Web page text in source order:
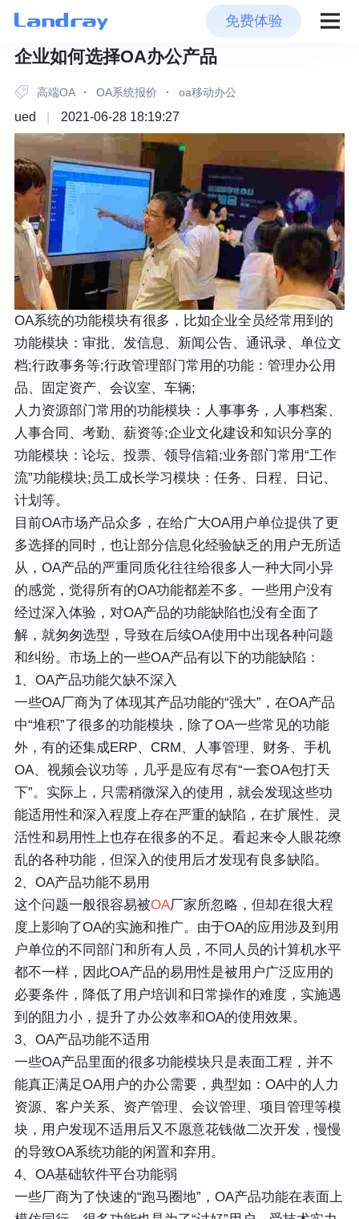
免费体验
企业如何选择OA办公产品
高端OA · OA系统报价 · oa移动办公
ued 2021-06-28 18:19:27
OA系统的功能模块有很多，比如企业全员经常用到的
功能模块：审批、发信息、新闻公告、通讯录、单位文
档;行政事务等;行政管理部门常用的功能：管理办公用
品、固定资产、会议室、车辆;
人力资源部门常用的功能模块：人事事务，人事档案、
人事合同、考勤、薪资等;企业文化建设和知识分享的
功能模块：论坛、投票、领导信箱;业务部门常用“工作
流”功能模块;员工成长学习模块：任务、日程、日记、
计划等。
目前OA市场产品众多，在给广大OA用户单位提供了更
多选择的同时，也让部分信息化经验缺乏的用户无所适
从，OA产品的严重同质化往往给很多人一种大同小异
的感觉，觉得所有的OA功能都差不多。一些用户没有
经过深入体验，对OA产品的功能缺陷也没有全面了
解，就匆匆选型，导致在后续OA使用中出现各种问题
和纠纷。市场上的一些OA产品有以下的功能缺陷：
1、OA产品功能欠缺不深入
一些OA厂商为了体现其产品功能的“强大”，在OA产品
中“堆积”了很多的功能模块，除了OA一些常见的功能
外，有的还集成ERP、CRM、人事管理、财务、手机
OA、视频会议功等，几乎是应有尽有“一套OA包打天
下”。实际上，只需稍微深入的使用，就会发现这些功
能适用性和深入程度上存在严重的缺陷，在扩展性、灵
活性和易用性上也存在很多的不足。看起来令人眼花缭
乱的各种功能，但深入的使用后才发现有良多缺陷。
2、OA产品功能不易用
这个问题一般很容易被OA厂家所忽略，但却在很大程
度上影响了OA的实施和推广。由于OA的应用涉及到用
户单位的不同部门和所有人员，不同人员的计算机水平
都不一样，因此OA产品的易用性是被用户广泛应用的
必要条件，降低了用户培训和日常操作的难度，实施遇
到的阻力小，提升了办公效率和OA的使用效果。
3、OA产品功能不适用
一些OA产品里面的很多功能模块只是表面工程，并不
能真正满足OA用户的办公需要，典型如：OA中的人力
资源、客户关系、资产管理、会议管理、项目管理等模
块，用户发现不适用后又不愿意花钱做二次开发，慢慢
的导致OA系统功能的闲置和弃用。
4、OA基础软件平台功能弱
一些厂商为了快速的“跑马圈地”，OA产品功能在表面上